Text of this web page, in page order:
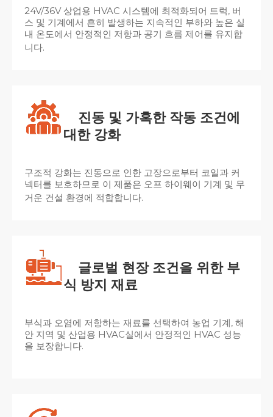
24V/36V 상업용 HVAC 시스템에 최적화되어 트럭, 버
스 및 기계에서 흔히 발생하는 지속적인 부하와 높은 실
내 온도에서 안정적인 저항과 공기 흐름 제어를 유지합
니다.
진동 및 가혹한 작동 조건에
대한 강화
구조적 강화는 진동으로 인한 고장으로부터 코일과 커
넥터를 보호하므로 이 제품은 오프 하이웨이 기계 및 무
거운 건설 환경에 적합합니다.
글로벌 현장 조건을 위한 부
식 방지 재료
부식과 오염에 저항하는 재료를 선택하여 농업 기계, 해
안 지역 및 산업용 HVAC실에서 안정적인 HVAC 성능
을 보장합니다.